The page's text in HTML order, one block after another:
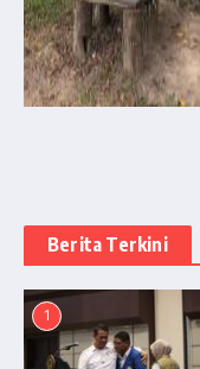
Berita Terkini
1